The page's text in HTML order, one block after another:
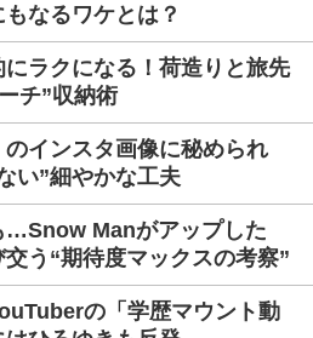
なるワケとは？
ラクになる！荷造りと旅先
チ”収納術
インスタ画像に秘められ
い”細やかな工夫
…Snow Manがアップした
交う“期待度マックスの考察”
の「学歴マウント動